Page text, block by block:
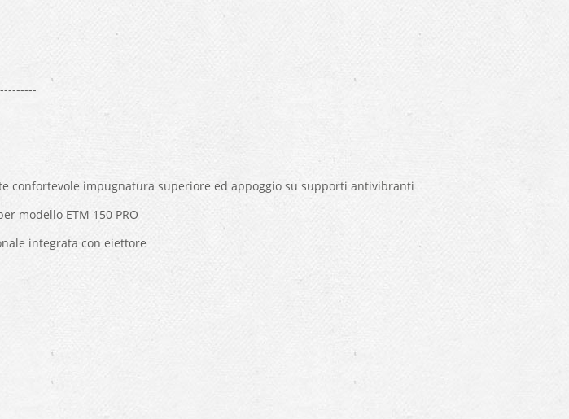
confortevole impugnatura superiore ed appoggio su supporti antivibranti
modello ETM 150 PRO
integrata con eiettore